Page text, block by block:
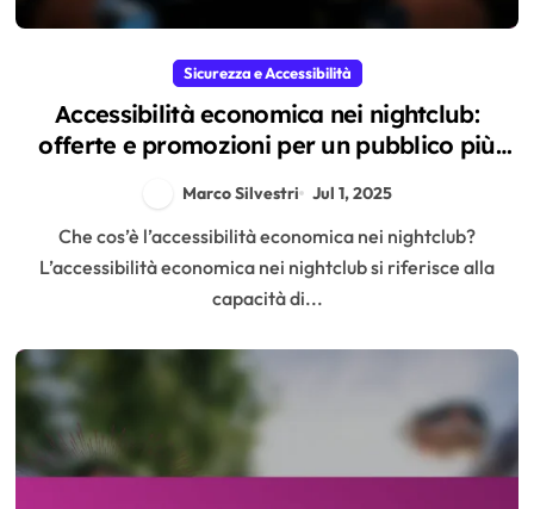
Sicurezza e Accessibilità
Accessibilità economica nei nightclub:
offerte e promozioni per un pubblico più
Marco Silvestri Jul 1, 2025
Che cos’è l’accessibilità economica nei nightclub?
L’accessibilità economica nei nightclub si riferisce alla
capacità di...